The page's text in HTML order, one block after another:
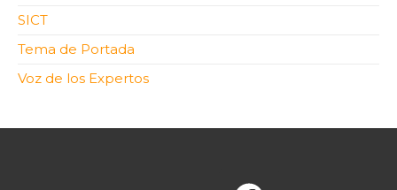
SICT
Tema de Portada
Voz de los Expertos